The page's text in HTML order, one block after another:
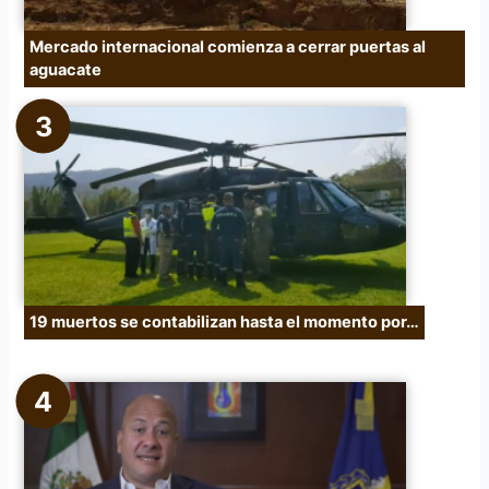
Mercado internacional comienza a cerrar puertas al
aguacate
19 muertos se contabilizan hasta el momento por…